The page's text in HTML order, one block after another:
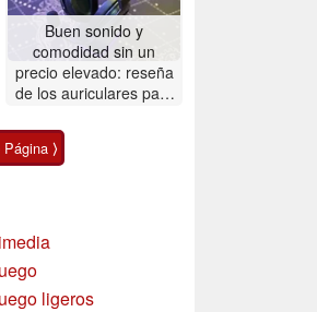
Buen sonido y
comodidad sin un
precio elevado: reseña
de los auriculares para
⟩
ligeros